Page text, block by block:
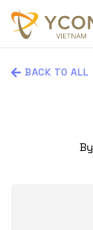
BACK TO ALL
By